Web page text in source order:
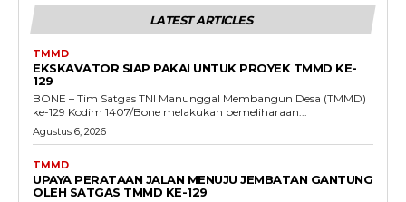
LATEST ARTICLES
TMMD
EKSKAVATOR SIAP PAKAI UNTUK PROYEK TMMD KE-
129
BONE – Tim Satgas TNI Manunggal Membangun Desa (TMMD)
ke-129 Kodim 1407/Bone melakukan pemeliharaan...
Agustus 6, 2026
TMMD
UPAYA PERATAAN JALAN MENUJU JEMBATAN GANTUNG
OLEH SATGAS TMMD KE-129